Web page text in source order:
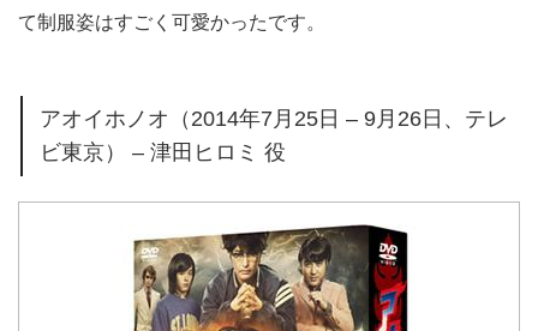
て制服姿はすごく可愛かったです。
アオイホノオ（2014年7月25日 – 9月26日、テレ
ビ東京） – 津田ヒロミ 役